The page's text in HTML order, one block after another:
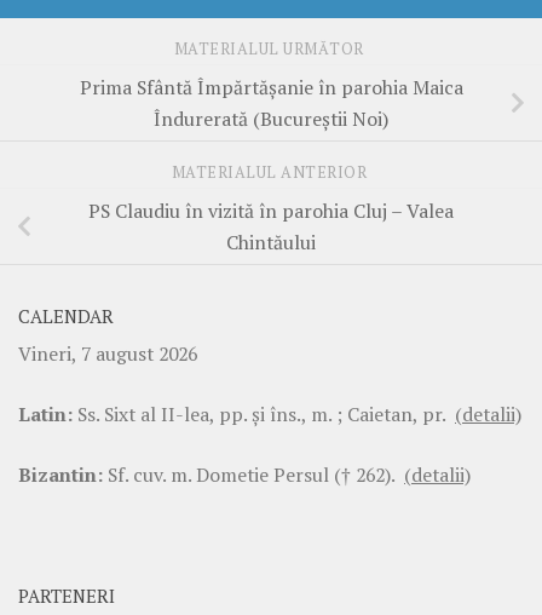
MATERIALUL URMĂTOR
Prima Sfântă Împărtășanie în parohia Maica
Îndurerată (Bucureștii Noi)
MATERIALUL ANTERIOR
PS Claudiu în vizită în parohia Cluj – Valea
Chintăului
CALENDAR
Vineri, 7 august 2026
Latin: Ss. Sixt al II-lea, pp. şi îns., m. ; Caietan, pr. (detalii)
Bizantin: Sf. cuv. m. Dometie Persul († 262). (detalii)
PARTENERI